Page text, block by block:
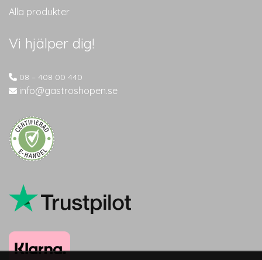
Alla produkter
Vi hjälper dig!
08 – 408 00 440
info@gastroshopen.se